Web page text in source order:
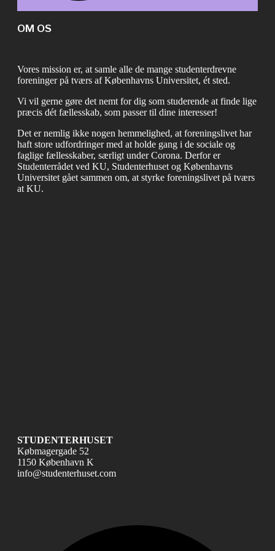
OM OS
Vores mission er, at samle alle de mange studenterdrevne
foreninger på tværs af Københavns Universitet, ét sted.
Vi vil gerne gøre det nemt for dig som studerende at finde lige
præcis dét fællesskab, som passer til dine interesser!
Det er nemlig ikke nogen hemmelighed, at foreningslivet har
haft store udfordringer med at holde gang i de sociale og
faglige fællesskaber, særligt under Corona. Derfor er
Studenterrådet ved KU, Studenterhuset og Københavns
Universitet gået sammen om, at styrke foreningslivet på tværs
at KU.
STUDENTERHUSET
Købmagergade 52
1150 København K
info@studenterhuset.com